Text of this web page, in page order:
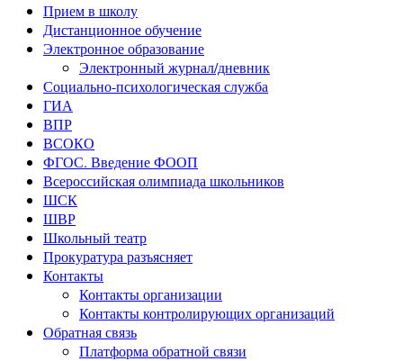
Прием в школу
Дистанционное обучение
Электронное образование
Электронный журнал/дневник
Социально-психологическая служба
ГИА
ВПР
ВСОКО
ФГОС. Введение ФООП
Всероссийская олимпиада школьников
ШСК
ШВР
Школьный театр
Прокуратура разъясняет
Контакты
Контакты организации
Контакты контролирующих организаций
Обратная связь
Платформа обратной связи